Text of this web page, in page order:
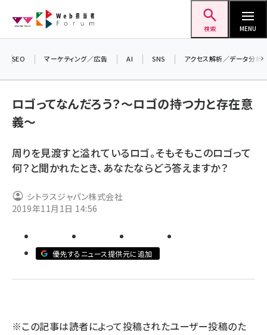
ン
検索 MENU
ai (2801)
note (2310)
z世代 (1620)
SEO マーケティング／広告 AI SNS アクセス解析／データ分析
ロゴってなんだろう？～ロゴの持つ力と存在意
義～
周りを見渡すと溢れているロゴ。そもそもこのロゴって
何？と聞かれたとき、あなたならどう答えますか？
シトラスジャパン株式会社
2019年11月1日 14:56
優先するニュース提供元に追加
※この記事は読者によって投稿されたユーザー投稿のた